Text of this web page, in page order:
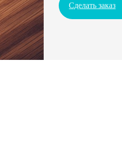
Сделать заказ